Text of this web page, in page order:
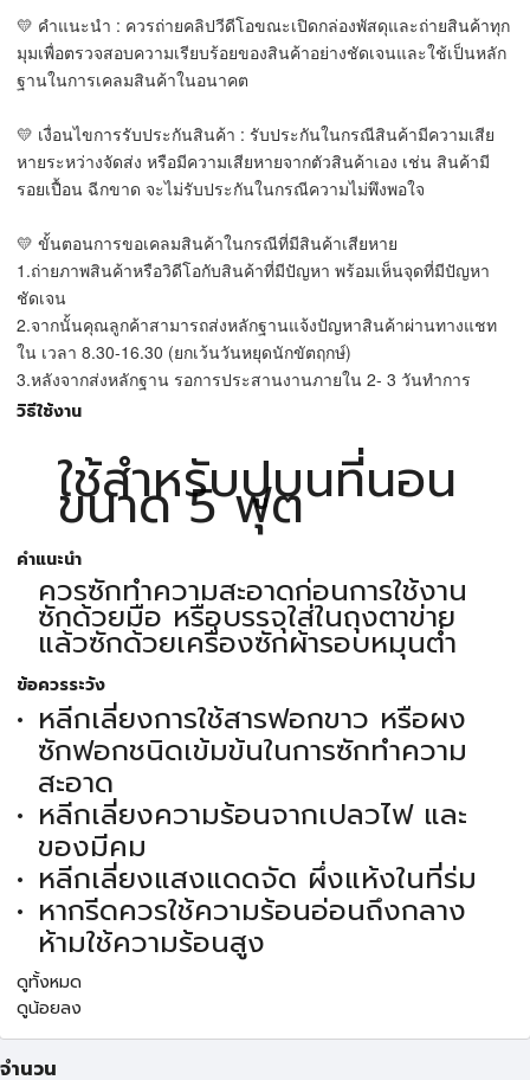
💛 คำแนะนำ : ควรถ่ายคลิปวีดีโอขณะเปิดกล่องพัสดุและถ่ายสินค้าทุก
มุมเพื่อตรวจสอบความเรียบร้อยของสินค้าอย่างชัดเจนและใช้เป็นหลัก
ฐานในการเคลมสินค้าในอนาคต
💛 เงื่อนไขการรับประกันสินค้า : รับประกันในกรณีสินค้ามีความเสีย
หายระหว่างจัดส่ง หรือมีความเสียหายจากตัวสินค้าเอง เช่น สินค้ามี
รอยเปื้อน ฉีกขาด จะไม่รับประกันในกรณีความไม่พึงพอใจ
💛 ขั้นตอนการขอเคลมสินค้าในกรณีที่มีสินค้าเสียหาย
1.ถ่ายภาพสินค้าหรือวิดีโอกับสินค้าที่มีปัญหา พร้อมเห็นจุดที่มีปัญหา
ชัดเจน
2.จากนั้นคุณลูกค้าสามารถส่งหลักฐานแจ้งปัญหาสินค้าผ่านทางแชท
ใน เวลา 8.30-16.30 (ยกเว้นวันหยุดนักขัตฤกษ์)
3.หลังจากส่งหลักฐาน รอการประสานงานภายใน 2- 3 วันทำการ
วิธีใช้งาน
ใช้สำหรับปูบนที่นอน
ขนาด 5 ฟุต
คำแนะนำ
ควรซักทำความสะอาดก่อนการใช้งาน
ซักด้วยมือ หรือบรรจุใส่ในถุงตาข่าย
แล้วซักด้วยเครื่องซักผ้ารอบหมุนต่ำ
ข้อควรระวัง
หลีกเลี่ยงการใช้สารฟอกขาว หรือผง
ซักฟอกชนิดเข้มข้นในการซักทำความ
สะอาด
หลีกเลี่ยงความร้อนจากเปลวไฟ และ
ของมีคม
หลีกเลี่ยงแสงแดดจัด ผึ่งแห้งในที่ร่ม
หากรีดควรใช้ความร้อนอ่อนถึงกลาง
ห้ามใช้ความร้อนสูง
ดูทั้งหมด
ดูน้อยลง
จำนวน